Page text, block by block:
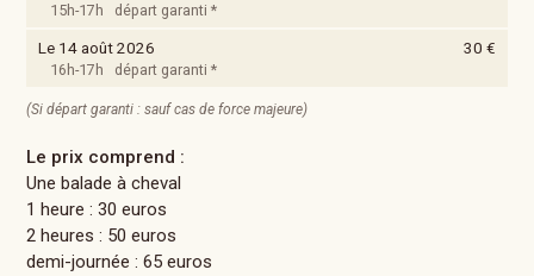
15h-17h départ garanti *
Le 14 août 2026 30 €
16h-17h départ garanti *
(Si départ garanti : sauf cas de force majeure)
Le prix comprend :
Une balade à cheval
1 heure : 30 euros
2 heures : 50 euros
demi-journée : 65 euros